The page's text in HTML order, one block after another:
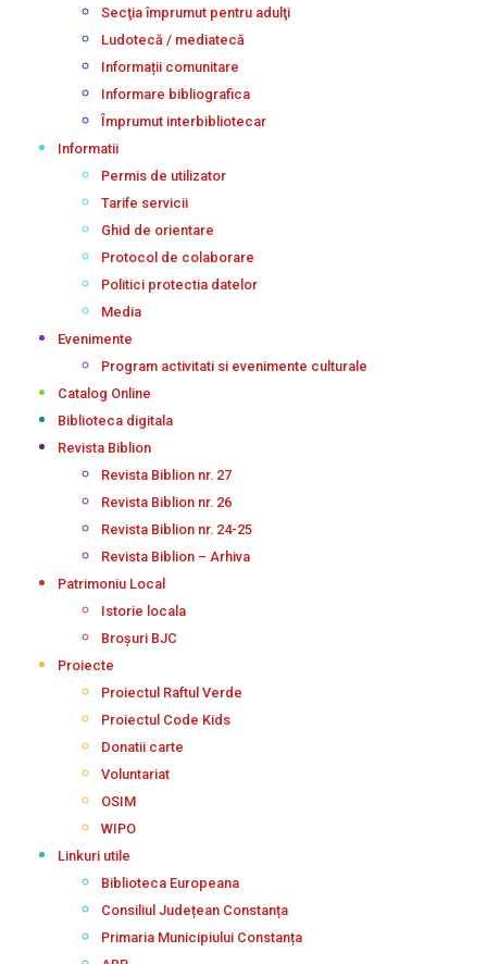
Secţia împrumut pentru adulţi
Ludotecă / mediatecă
Informații comunitare
Informare bibliografica
Împrumut interbibliotecar
Informatii
Permis de utilizator
Tarife servicii
Ghid de orientare
Protocol de colaborare
Politici protectia datelor
Media
Evenimente
Program activitati si evenimente culturale
Catalog Online
Biblioteca digitala
Revista Biblion
Revista Biblion nr. 27
Revista Biblion nr. 26
Revista Biblion nr. 24-25
Revista Biblion – Arhiva
Patrimoniu Local
Istorie locala
Broșuri BJC
Proiecte
Proiectul Raftul Verde
Proiectul Code Kids
Donatii carte
Voluntariat
OSIM
WIPO
Linkuri utile
Biblioteca Europeana
Consiliul Județean Constanța
Primaria Municipiului Constanța